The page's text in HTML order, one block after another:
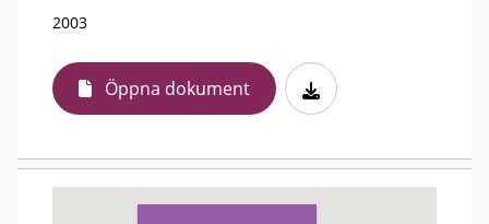
2003
Öppna dokument